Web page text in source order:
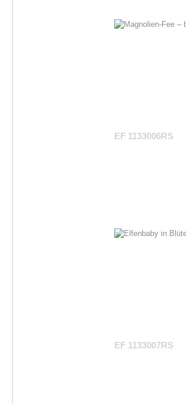
EF 1133006RS
EF 1133007RS